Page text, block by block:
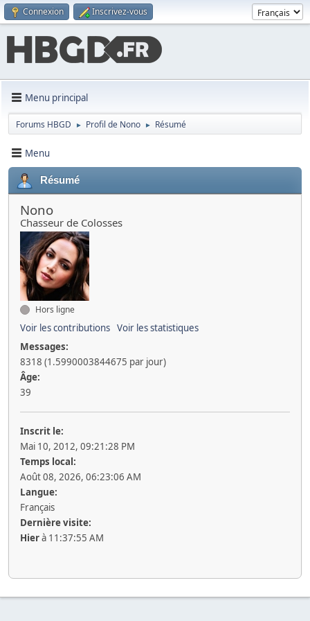
Connexion Inscrivez-vous
Menu principal
Forums HBGD ► Profil de Nono ► Résumé
Menu
Résumé
Nono
Chasseur de Colosses
Hors ligne
Voir les contributions Voir les statistiques
Messages:
8318 (1.5990003844675 par jour)
Âge:
39
Inscrit le:
Mai 10, 2012, 09:21:28 PM
Temps local:
Août 08, 2026, 06:23:06 AM
Langue:
Français
Dernière visite:
Hierà 11:37:55 AM